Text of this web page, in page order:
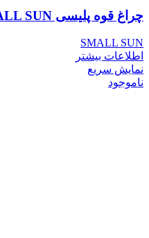
چراغ قوه پلیسی SMALL SUN مدل ZY-F909T
SMALL SUN
اطلاعات بیشتر
نمایش سریع
ناموجود